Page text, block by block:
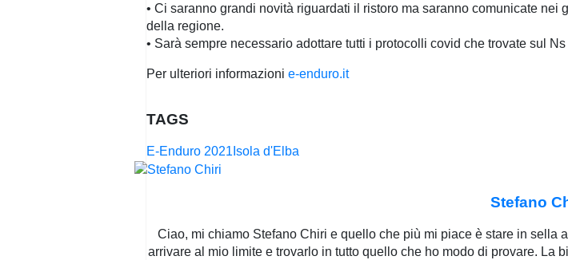
• Ci saranno grandi novità riguardati il ristoro ma saranno comunicate
della regione.
• Sarà sempre necessario adottare tutti i protocolli covid che trovate sul
Per ulteriori informazioni e-enduro.it
TAGS
E-Enduro 2021 Isola d'Elba
Stefano
Ciao, mi chiamo Stefano Chiri e quello che più mi piace è stare in sella
arrivare al mio limite e trovarlo in tutto quello che ho modo di provare. La